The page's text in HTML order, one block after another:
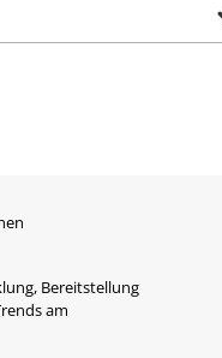
Bereitstellung
am